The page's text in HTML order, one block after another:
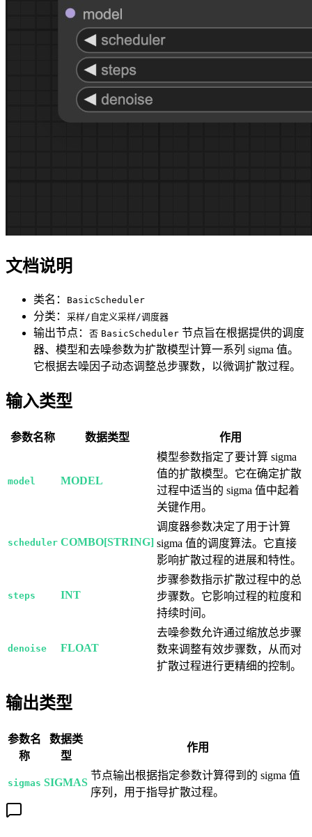
文档说明
类名： BasicScheduler
分类： 采样/自定义采样/调度器
输出节点： 否 BasicScheduler 节点旨在根据提供的调度
器、模型和去噪参数为扩散模型计算一系列 sigma 值。
它根据去噪因子动态调整总步骤数，以微调扩散过程。
输入类型
参数名称 数据类型 作用
model MODEL
模型参数指定了要计算 sigma
值的扩散模型。它在确定扩散
过程中适当的 sigma 值中起着
关键作用。
scheduler COMBO[STRING]
调度器参数决定了用于计算
sigma 值的调度算法。它直接
影响扩散过程的进展和特性。
steps INT
步骤参数指示扩散过程中的总
步骤数。它影响过程的粒度和
持续时间。
denoise FLOAT
去噪参数允许通过缩放总步骤
数来调整有效步骤数，从而对
扩散过程进行更精细的控制。
输出类型
参数名
称
数据类
型
作用
sigmas SIGMAS
节点输出根据指定参数计算得到的 sigma 值
序列，用于指导扩散过程。